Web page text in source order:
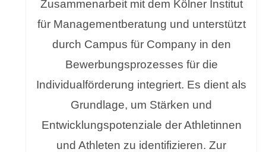
Zusammenarbeit mit dem Kölner Institut
für Managementberatung und unterstützt
durch Campus für Company in den
Bewerbungsprozesses für die
Individualförderung integriert. Es dient als
Grundlage, um Stärken und
Entwicklungspotenziale der Athletinnen
und Athleten zu identifizieren. Zur